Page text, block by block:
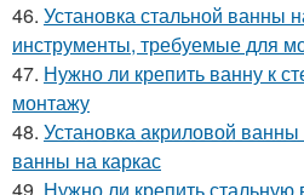
46. Установка стальной ванны
инструменты, требуемые для
47. Нужно ли крепить ванну к
монтажу
48. Установка акриловой ванны
ванны на каркас